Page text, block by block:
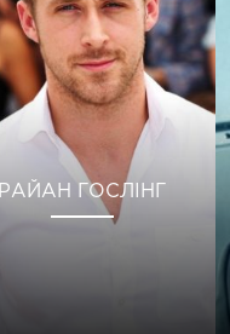
РАЙАН ГОСЛІНГ